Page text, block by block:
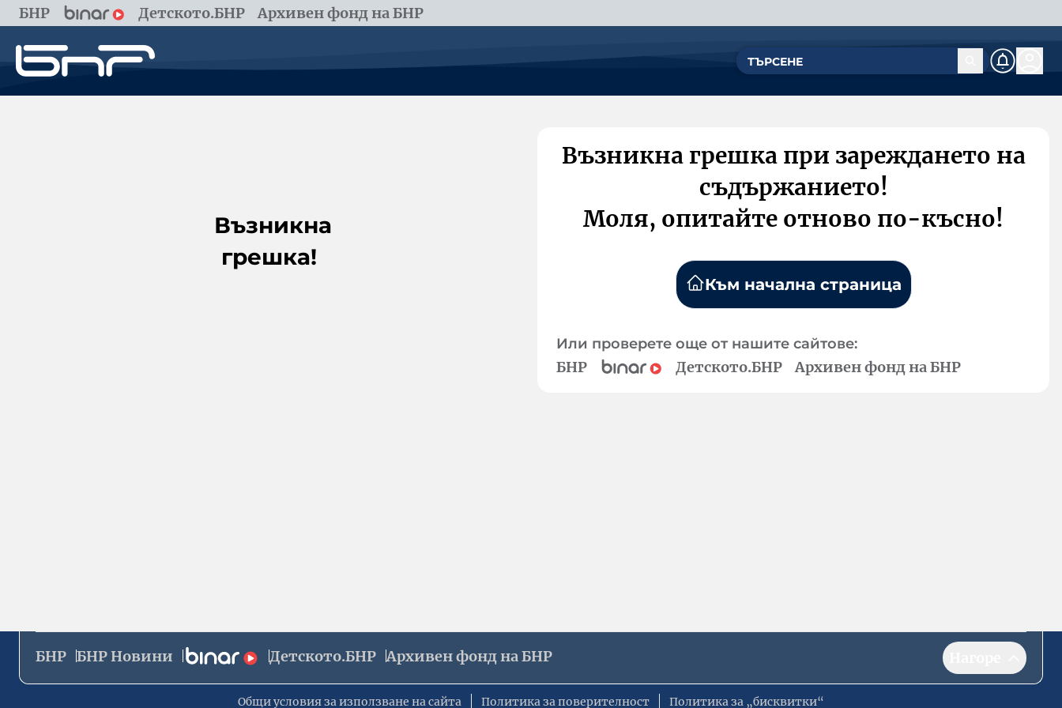
БНР Детското.БНР Архивен фонд на БНР
Възникна
грешка!
Възникна грешка при зареждането на
съдържанието!
Моля, опитайте отново по-късно!
Към начална страница
Или проверете още от нашите сайтове:
БНР Детското.БНР Архивен фонд на БНР
БНР БНР Новини Детското.БНР Архивен фонд на БНР
Общи условия за използване на сайта Политика за поверителност Политика за „бисквитки“